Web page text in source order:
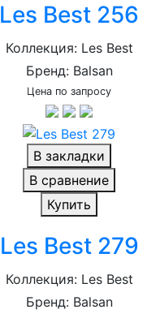
Les Best 256
Коллекция: Les Best
Бренд: Balsan
Цена по запросу
В закладки
В сравнение
Купить
Les Best 279
Коллекция: Les Best
Бренд: Balsan